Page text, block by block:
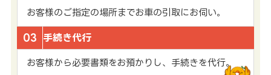
お客様のご指定の場所までお車の引取にお伺い。
03 手続き代行
お客様から必要書類をお預かりし、手続きを代行。